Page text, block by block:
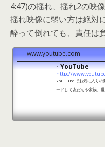
4:47)の揺れ、揺れ2の映像
揺れ映像に弱い方は絶対
酔って倒れても、責任は
www.youtube.com
- YouTube
http://
YouTube でお気に入りの
ードして友だちや家族、